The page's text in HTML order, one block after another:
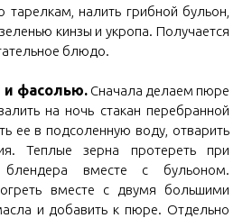
тарелкам, налить грибной бульон,
кинзы и укропа. Получается
блюдо.
и фасолью. Сначала делаем пюре
на ночь стакан перебранной
ее в подсоленную воду, отварить
Теплые зерна протереть при
вместе с бульоном.
вместе с двумя большими
и добавить к пюре. Отдельно